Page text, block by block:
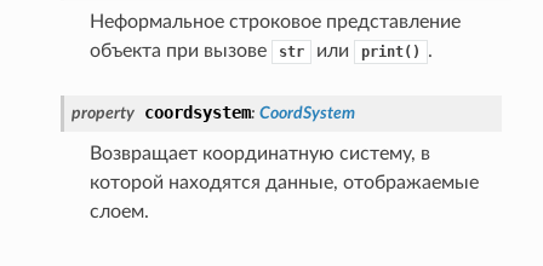
Неформальное строковое представление
объекта при вызове
str или print() .
property coordsystem: CoordSystem
Возвращает координатную систему, в
которой находятся данные, отображаемые
слоем.